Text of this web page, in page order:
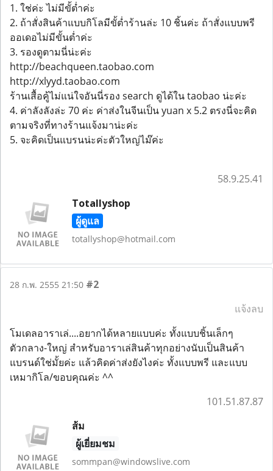
1. ใช่ค่ะ ไม่มีขั้ต่ำค่ะ
2. ถ้าสั่งสินค้าแบบกิโลมีขั้ต่ำร้านล่ะ 10 ชิ้นค่ะ ถ้าสั่งแบบพรี
ออเดอไม่มีขั้นต่ำค่ะ
3. รองดูตามนี่น่ะค่ะ
http://beachqueen.taobao.com
http://xlyyd.taobao.com
ร้านเสื้อคู้ไม่แน่ใจอันนี่รอง search ดูได้ใน taobao น่ะค่ะ
4. ค่าลังลังล่ะ 70 ค่ะ ค่าส่งในจีนเป็น yuan x 5.2 ตรงนี่จะคิด
ตามจริงที่ทางร้านแจ้งมาน่ะค่ะ
5. จะคิดเป็นแบรนน่ะค่ะตัวใหญ่ไม๊ค่ะ
58.9.25.41
Totallyshop
ผู้ดูแล
totallyshop@hotmail.com
28 ก.พ. 2555 21:50 #2
แจ้งลบ
โมเดลอาราเล่....อยากได้หลายแบบค่ะ ทั้งแบบชิ้นเล็กๆ
ตัวกลาง-ใหญ่ สำหรับอาราเล่สินค้าทุกอย่างนับเป็นสินค้า
แบรนด์ใช่มั้ยค่ะ แล้วคิดค่าส่งยังไงค่ะ ทั้งแบบพรี และแบบ
เหมากิโล/ขอบคุณค่ะ ^^
101.51.87.87
ส้ม
ผู้เยี่ยมชม
sommpan@windowslive.com